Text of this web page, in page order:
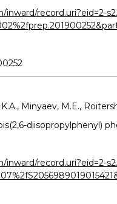
record.uri?eid=2-
Minyaev, M.E.,
diisopropylphenyl)
record.uri?eid=2-